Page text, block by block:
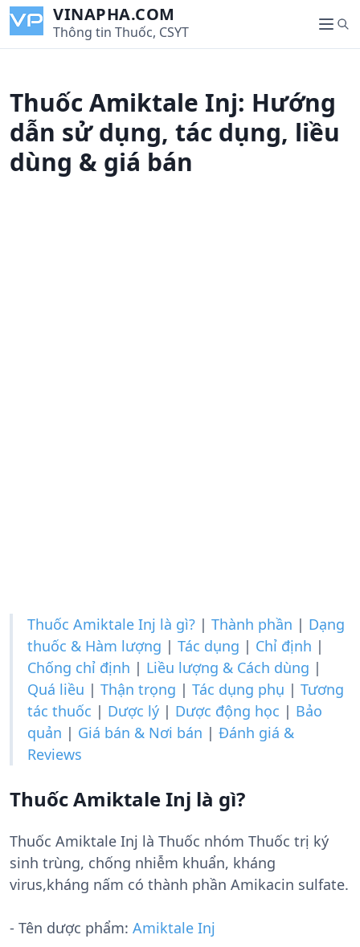
i
VINAPHA.COM
Thông tin Thuốc, CSYT
M
e
S
e
Thuốc Amiktale Inj: Hướng
dẫn sử dụng, tác dụng, liều
dùng & giá bán
Thuốc Amiktale Inj là gì? | Thành phần | Dạng
thuốc & Hàm lượng | Tác dụng | Chỉ định |
Chống chỉ định | Liều lượng & Cách dùng |
Quá liều | Thận trọng | Tác dụng phụ | Tương
tác thuốc | Dược lý | Dược động học | Bảo
quản | Giá bán & Nơi bán | Đánh giá &
Reviews
Thuốc Amiktale Inj là gì?
Thuốc Amiktale Inj là Thuốc nhóm Thuốc trị ký
sinh trùng, chống nhiễm khuẩn, kháng
virus,kháng nấm có thành phần Amikacin sulfate.
- Tên dược phẩm: Amiktale Inj